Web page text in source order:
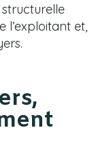
l’exploitant et,